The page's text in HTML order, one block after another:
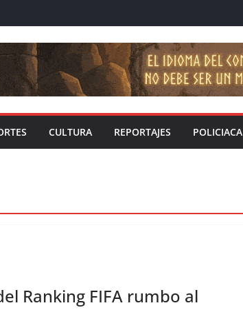
CULTURA REPORTAJES POLICIACA
Ranking FIFA rumbo al